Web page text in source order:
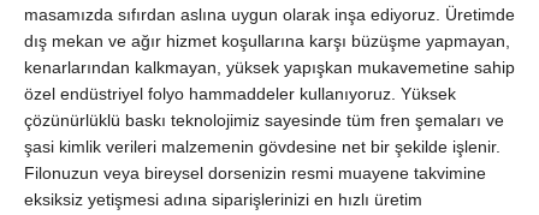
masamızda sıfırdan aslına uygun olarak inşa ediyoruz. Üretimde
dış mekan ve ağır hizmet koşullarına karşı büzüşme yapmayan,
kenarlarından kalkmayan, yüksek yapışkan mukavemetine sahip
özel endüstriyel folyo hammaddeler kullanıyoruz. Yüksek
çözünürlüklü baskı teknolojimiz sayesinde tüm fren şemaları ve
şasi kimlik verileri malzemenin gövdesine net bir şekilde işlenir.
Filonuzun veya bireysel dorsenizin resmi muayene takvimine
eksiksiz yetişmesi adına siparişlerinizi en hızlı üretim